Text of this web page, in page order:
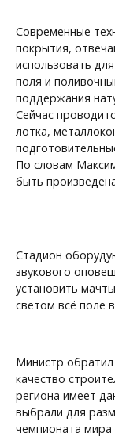
Современные
покрытия,
использовать
поля и
поддержания
Сейчас
лотка,
По словам
быть
Стадион
звукового
установить
светом всё поле
Министр
качество
региона имеет
выбрали для
чемпионата